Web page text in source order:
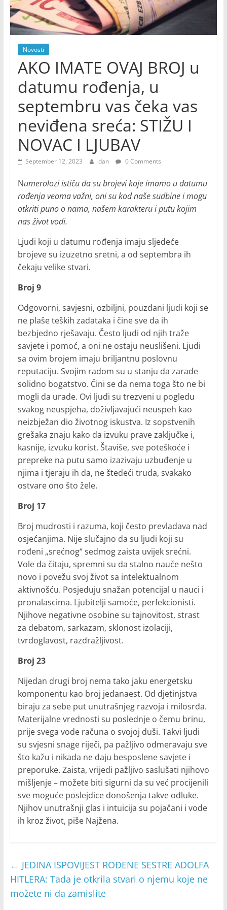
Novosti
AKO IMATE OVAJ BROJ u
datumu rođenja, u
septembru vas čeka vas
neviđena sreća: STIŽU I
NOVAC I LJUBAV
September 12, 2023 dan 0 Comments
Numerolozi ističu da su brojevi koje imamo u datumu
rođenja veoma važni, oni su kod naše sudbine i mogu
otkriti puno o nama, našem karakteru i putu kojim
nas život vodi.
Ljudi koji u datumu rođenja imaju sljedeće
brojeve su izuzetno sretni, a od septembra ih
čekaju velike stvari.
Broj 9
Odgovorni, savjesni, ozbiljni, pouzdani ljudi koji se
ne plaše teških zadataka i čine sve da ih
bezbjedno rješavaju. Često ljudi od njih traže
savjete i pomoć, a oni ne ostaju neuslišeni. Ljudi
sa ovim brojem imaju briljantnu poslovnu
reputaciju. Svojim radom su u stanju da zarade
solidno bogatstvo. Čini se da nema toga što ne bi
mogli da urade. Ovi ljudi su trezveni u pogledu
svakog neuspjeha, doživljavajući neuspeh kao
neizbježan dio životnog iskustva. Iz sopstvenih
grešaka znaju kako da izvuku prave zaključke i,
kasnije, izvuku korist. Štaviše, sve poteškoće i
prepreke na putu samo izazivaju uzbuđenje u
njima i tjeraju ih da, ne štedeći truda, svakako
ostvare ono što žele.
Broj 17
Broj mudrosti i razuma, koji često prevladava nad
osjećanjima. Nije slučajno da su ljudi koji su
rođeni „srećnog“ sedmog zaista uvijek srećni.
Vole da čitaju, spremni su da stalno nauče nešto
novo i povežu svoj život sa intelektualnom
aktivnošću. Posjeduju snažan potencijal u nauci i
pronalascima. Ljubitelji samoće, perfekcionisti.
Njihove negativne osobine su tajnovitost, strast
za debatom, sarkazam, sklonost izolaciji,
tvrdoglavost, razdražljivost.
Broj 23
Nijedan drugi broj nema tako jaku energetsku
komponentu kao broj jedanaest. Od djetinjstva
biraju za sebe put unutrašnjeg razvoja i milosrđa.
Materijalne vrednosti su poslednje o čemu brinu,
prije svega vode računa o svojoj duši. Takvi ljudi
su svjesni snage riječi, pa pažljivo odmeravaju sve
što kažu i nikada ne daju besposlene savjete i
preporuke. Zaista, vrijedi pažljivo saslušati njihovo
mišljenje – možete biti sigurni da su već procijenili
sve moguće poslejdice donošenja takve odluke.
Njihov unutrašnji glas i intuicija su pojačani i vode
ih kroz život, piše Najžena.
← JEDINA ISPOVIJEST ROĐENE SESTRE ADOLFA
HITLERA: Tada je otkrila stvari o njemu koje ne
možete ni da zamislite